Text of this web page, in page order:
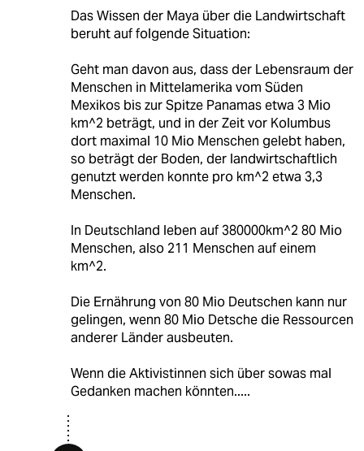
Das Wissen der Maya über die Landwirtschaft
beruht auf folgende Situation:
Geht man davon aus, dass der Lebensraum der
Menschen in Mittelamerika vom Süden
Mexikos bis zur Spitze Panamas etwa 3 Mio
km^2 beträgt, und in der Zeit vor Kolumbus
dort maximal 10 Mio Menschen gelebt haben,
so beträgt der Boden, der landwirtschaftlich
genutzt werden konnte pro km^2 etwa 3,3
Menschen.
In Deutschland leben auf 380000km^2 80 Mio
Menschen, also 211 Menschen auf einem
km^2.
Die Ernährung von 80 Mio Deutschen kann nur
gelingen, wenn 80 Mio Detsche die Ressourcen
anderer Länder ausbeuten.
Wenn die Aktivistinnen sich über sowas mal
Gedanken machen könnten.....